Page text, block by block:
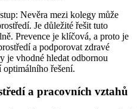
Nevěra mezi kolegy může
Je důležité řešit tuto
Prevence je klíčová, a proto je
a podporovat zdravé
je vhodné hledat odbornou
optimálního řešení.
a pracovních vztahů